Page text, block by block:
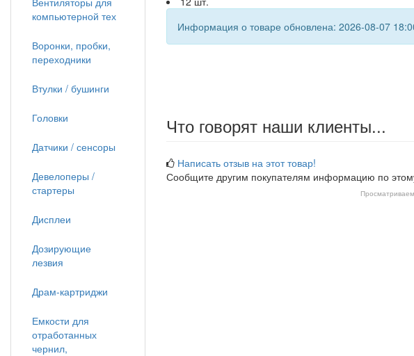
Информация о товаре обновлена: 2026-08-07
Что говорят наши клиенты...
Написать отзыв на этот товар!
Сообщите другим покупателям информацию по
компьютерной тех
Воронки, пробки,
переходники
Втулки / бушинги
Головки
Датчики / сенсоры
Девелоперы /
стартеры
Дисплеи
Дозирующие
лезвия
Драм-картриджи
Емкости для
отработанных
чернил,